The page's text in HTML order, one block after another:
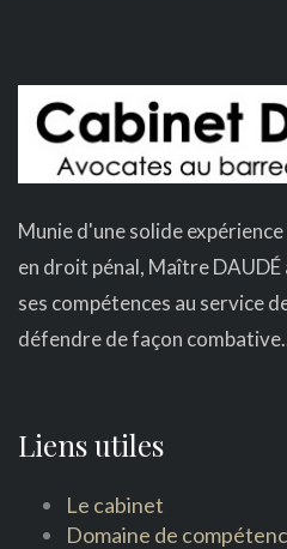
Munie d'une solide
en droit pénal, Maître
ses compétences au service
défendre de façon
Liens utiles
Le cabinet
Domaine de